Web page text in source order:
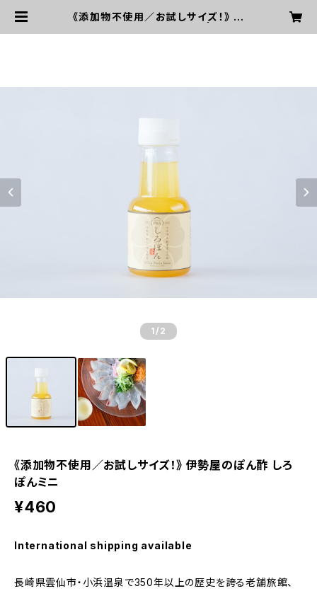
《添加物不使用／お試しサイズ！》 伊
1 /2
《添加物不使用／お試しサイズ！》 伊勢屋のぽん酢 しろ
ぽんミニ
¥460
International shipping available
長崎県雲仙市・小浜温泉で350年以上の歴史を誇る老舗旅館、